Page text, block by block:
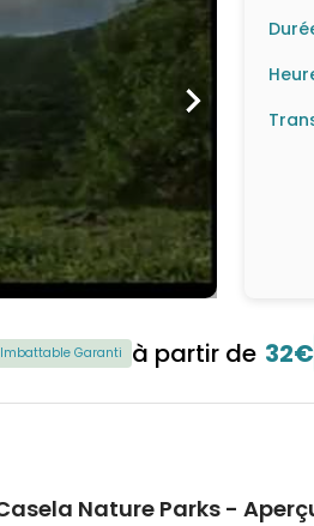
Imbattable Garanti à partir de 32€
Nature Parks -